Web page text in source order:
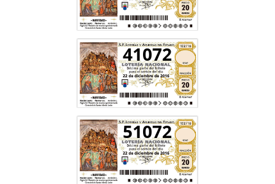
41072
51072